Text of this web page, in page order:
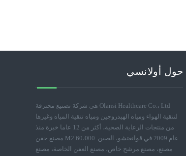
حول أولانسي
Olansi Healthcare Co.، Ltd هي شركة تصنيع محترفة
لتنقية الهواء ومياه الهيدروجين ومياه تنقية المياه وغيرها
من منتجات الرعاية الصحية، أكثر من 12 عاما خبرة منذ
عام 2009 في قوانغتشو، الصين. 60،000 M2 مصنع حقن
مصنع، مصنع مرشح خاص، مصنع العفن الخاصة، مصنع